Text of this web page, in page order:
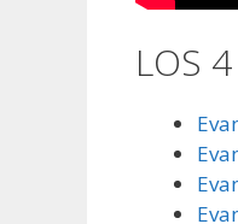
LOS